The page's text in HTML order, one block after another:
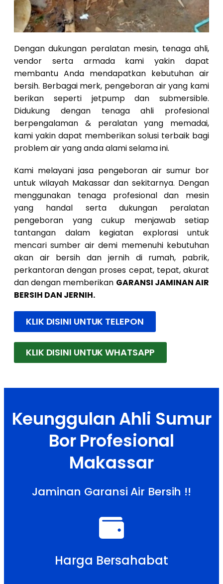
Dengan dukungan peralatan mesin, tenaga ahli,
vendor serta armada kami yakin dapat
membantu Anda mendapatkan kebutuhan air
bersih. Berbagai merk, pengeboran air yang kami
berikan seperti jetpump dan submersible.
Didukung dengan tenaga ahli profesional
berpengalaman & peralatan yang memadai,
kami yakin dapat memberikan solusi terbaik bagi
problem air yang anda alami selama ini.
Kami melayani jasa pengeboran air sumur bor
untuk wilayah Makassar dan sekitarnya. Dengan
menggunakan tenaga profesional dan mesin
yang handal serta dukungan peralatan
pengeboran yang cukup menjawab setiap
tantangan dalam kegiatan explorasi untuk
mencari sumber air demi memenuhi kebutuhan
akan air bersih dan jernih di rumah, pabrik,
perkantoran dengan proses cepat, tepat, akurat
dan dengan memberikan GARANSI JAMINAN AIR
BERSIH DAN JERNIH.
KLIK DISINI UNTUK TELEPON
KLIK DISINI UNTUK WHATSAPP
Keunggulan Ahli Sumur
Bor Profesional
Makassar
Jaminan Garansi Air Bersih !!
Harga Bersahabat